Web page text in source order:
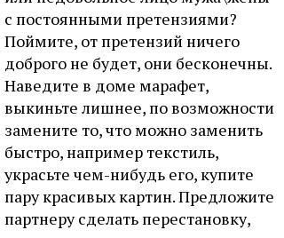
с постоянными претензиями?
Поймите, от претензий ничего
доброго не будет, они бесконечны.
Наведите в доме марафет,
выкиньте лишнее, по возможности
замените то, что можно заменить
быстро, например текстиль,
украсьте чем-нибудь его, купите
пару красивых картин. Предложите
партнеру сделать перестановку,